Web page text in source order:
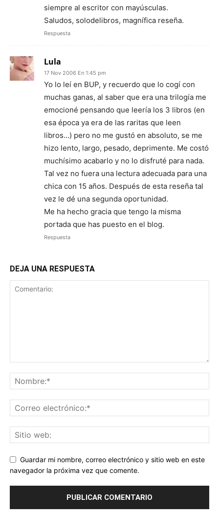
siempre al escritor con mayúsculas.
Saludos, solodelibros, magnífica reseña.
Respuesta
Lula
17 Nov 2006 En 1:45 pm
Yo lo leí en BUP, y recuerdo que lo cogí con
muchas ganas, al saber que era una trilogía me
emocioné pensando que leería los 3 libros (en
esa época ya era de las raritas que leen
libros…) pero no me gustó en absoluto, se me
hizo lento, largo, pesado, deprimente. Me costó
muchísimo acabarlo y no lo disfruté para nada.
Tal vez no fuera una lectura adecuada para una
chica con 15 años. Después de esta reseña tal
vez le dé una segunda oportunidad.
Me ha hecho gracia que tengo la misma
portada que has puesto en el blog.
Respuesta
DEJA UNA RESPUESTA
Guardar mi nombre, correo electrónico y sitio web en este
navegador la próxima vez que comente.